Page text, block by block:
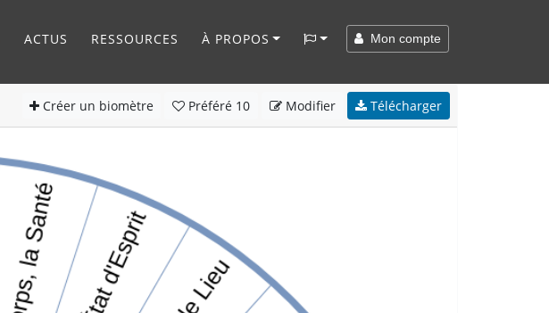
ACTUS RESSOURCES À PROPOS Mon compte
Créer un biomètre Préféré 10 Modifier Télécharger